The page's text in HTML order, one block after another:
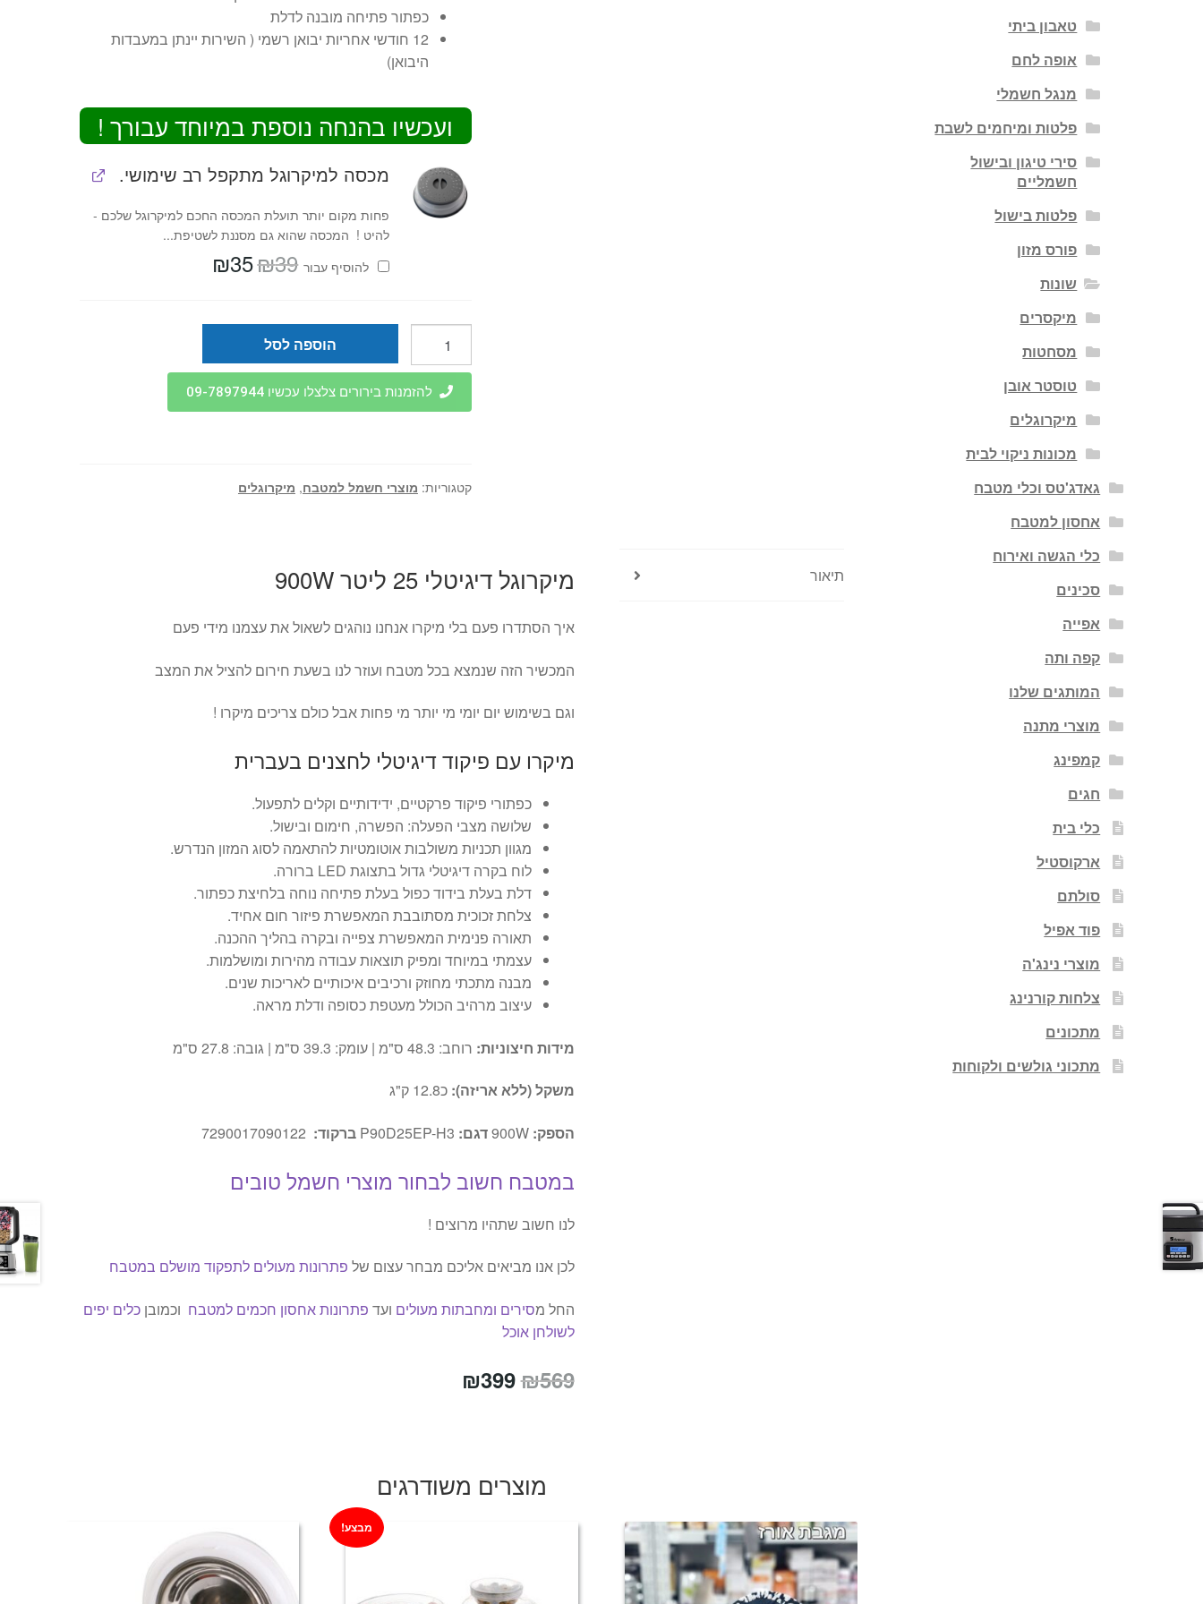
כפתור פתיחה מובנה לדלת
12 חודשי אחריות יבואן רשמי ( השירות יינתן במעבדות
היבואן)
ועכשיו בהנחה נוספת במיוחד עבורך !
מכסה למיקרוגל מתקפל רב שימושי.
פחות מקום יותר תועלת המכסה החכם למיקרוגל שלכם -
להיט ! המכסה שהוא גם מסננת לשטיפת...
להוסיף⁦⁩ עבור
₪39 המחיר
המקורי
₪35
מיקרוגל
דיגיטלי
הוספה לסל
להזמנות בירורים צלצלו עכשיו 09-7897944
קטגוריות: מוצרי חשמל למטבח, מיקרוגלים
תיאור מיקרוגל דיגיטלי 25 ליטר 900W
איך הסתדרו פעם בלי מיקרו אנחנו נוהגים לשאול את עצמנו מידי פעם
המכשיר הזה שנמצא בכל מטבח ועוזר לנו בשעת חירום להציל את המצב
וגם בשימוש יום יומי מי יותר מי פחות אבל כולם צריכים מיקרו !
מיקרו עם פיקוד דיגיטלי לחצנים בעברית
כפתורי פיקוד פרקטיים, ידידותיים וקלים לתפעול.
שלושה מצבי הפעלה: הפשרה, חימום ובישול.
מגוון תכניות משולבות אוטומטיות להתאמה לסוג המזון הנדרש.
לוח בקרה דיגיטלי גדול בתצוגת LED ברורה.
דלת בעלת בידוד כפול בעלת פתיחה נוחה בלחיצת כפתור.
צלחת זכוכית מסתובבת המאפשרת פיזור חום אחיד.
תאורה פנימית המאפשרת צפייה ובקרה בהליך ההכנה.
עצמתי במיוחד ומפיק תוצאות עבודה מהירות ומושלמות.
מבנה מתכתי מחוזק ורכיבים איכותיים לאריכות שנים.
עיצוב מרהיב הכולל מעטפת כסופה ודלת מראה.
מידות חיצוניות: רוחב: 48.3 ס"מ | עומק: 39.3 ס"מ | גובה: 27.8 ס"מ
משקל (ללא אריזה): כ12.8 ק"ג
הספק: 900W דגם: P90D25EP-H3 ברקוד:
במטבח חשוב לבחור מוצרי חשמל טובים
לנו חשוב שתהיו מרוצים !
לכן אנו מביאים אליכם מבחר עצום של פתרונות מעולים לתפקוד מושלם במטבח
החל מסירים ומחבתות מעולים ועד פתרונות אחסון חכמים למטבח וכמובןכלים יפים
לשולחן אוכל
₪569
המחיר
₪569.
₪399
₪399.
מוצרים משודרגים
מבצע!
טאבון ביתי
אופה לחם
מנגל חשמלי
פלטות ומיחמים לשבת
סירי טיגון ובישול
חשמליים
פלטות בישול
פורס מזון
שונות
מיקסרים
מסחטות
טוסטר אובן
מיקרוגלים
מכונות ניקוי לבית
גאדג'טס וכלי מטבח
אחסון למטבח
כלי הגשה ואירוח
סכינים
אפייה
קפה ותה
המותגים שלנו
מוצרי מתנה
קמפינג
חגים
כלי בית
ארקוסטיל
סולתם
פוד אפיל
מוצרי נינג'ה
צלחות קורנינג
מתכונים
מתכוני גולשים ולקוחות